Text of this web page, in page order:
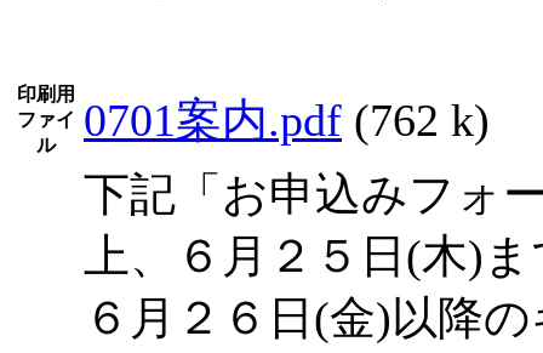
印刷用
ファイ
ル
0701案内.pdf (762 k)
下記「お申込みフォ
上、６月２５日(木)
６月２６日(金)以降